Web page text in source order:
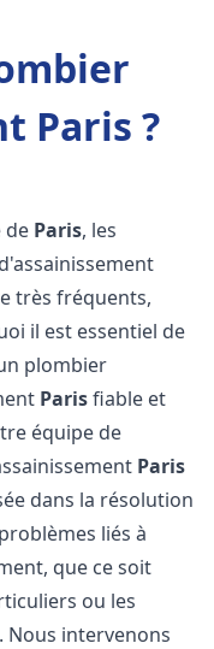
Paris ?
de Paris, les
très fréquents,
il est essentiel de
plombier
Parisfiable et
équipe de
Paris
dans la résolution
liés à
que ce soit
ou les
Nous intervenons